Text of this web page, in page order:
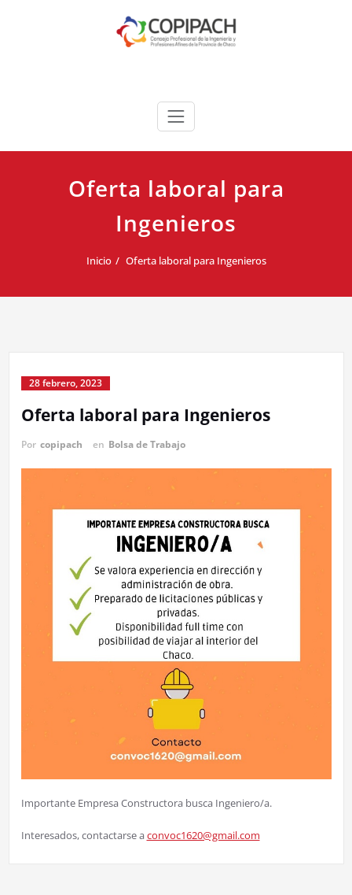
Oferta laboral para
Ingenieros
Inicio Oferta laboral para Ingenieros
28 febrero, 2023
Oferta laboral para Ingenieros
Por copipach en Bolsa de Trabajo
Importante Empresa Constructora busca Ingeniero/a.
Interesados, contactarse aconvoc1620@gmail.com